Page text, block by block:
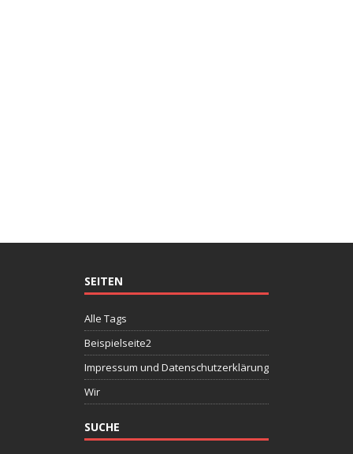
SEITEN
Alle Tags
Beispielseite2
Impressum und Datenschutzerklärung
Wir
SUCHE